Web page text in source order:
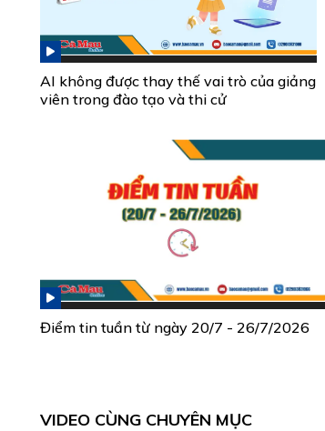
AI không được thay thế vai trò của giảng
viên trong đào tạo và thi cử
Điểm tin tuần từ ngày 20/7 - 26/7/2026
VIDEO CÙNG CHUYÊN MỤC